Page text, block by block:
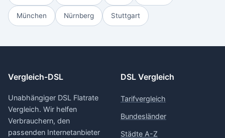
München Nürnberg Stuttgart
Vergleich-DSL
Unabhängiger DSL Flatrate
Vergleich. Wir helfen
Verbrauchern, den
passenden Internetanbieter
DSL Vergleich
Tarifvergleich
Bundesländer
Städte A-Z